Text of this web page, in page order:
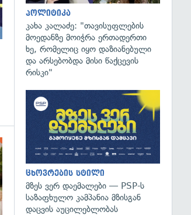
პოლიტიკა
კახა კალაძე: "თავისუფლების
მოედანზე მოიჭრა ერთადერთი
ხე, რომელიც იყო დაზიანებული
და არსებობდა მისი წაქცევის
რისკი"
ცხოვრების სტილი
მზეს ვერ დაემალები — PSP-ს
საზაფხულო კამპანია მზისგან
დაცვის აუცილებლობას